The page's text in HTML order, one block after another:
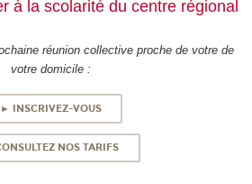
à la scolarité du centre régional
réunion collective proche de votre de
votre domicile :
► INSCRIVEZ-VOUS
NOS TARIFS